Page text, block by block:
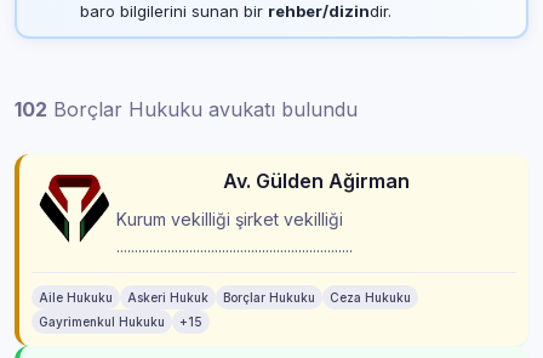
baro bilgilerini sunan bir rehber/dizindir.
102 Borçlar Hukuku avukatı bulundu
Av. Gülden Ağirman
Kurum vekilliği şirket vekilliği
.................................................................
Aile Hukuku Askeri Hukuk Borçlar Hukuku
Ceza Hukuku
Gayrimenkul Hukuku
+15